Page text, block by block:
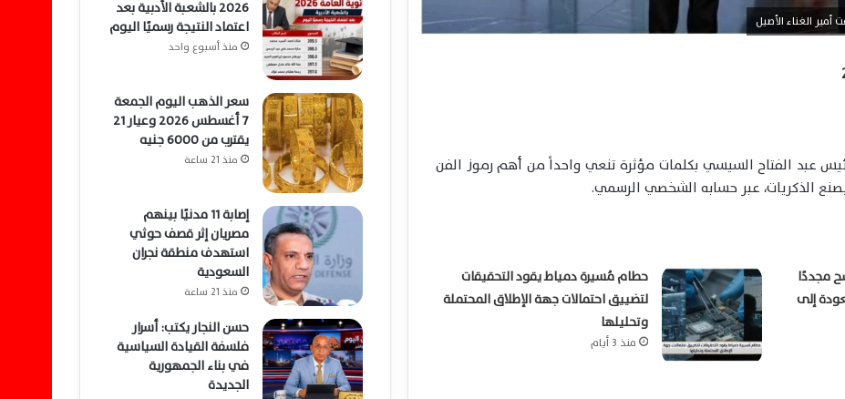
الغناء الأصيل
عبد الفتاح السيسي بكلمات مؤثرة تنعي واحداً من أهم رموز الفن
الذكريات، عبر حسابه الشخصي الرسمي.
مجددًا
إلى
حطام مُسيرة دمياط يقود التحقيقات
لتضييق احتمالات جهة الإطلاق المحتملة
وتحليلها
منذ 3 أيام
2026 بالشعبة الأدبية بعد
اعتماد النتيجة رسميًا اليوم
منذ أسبوع واحد
سعر الذهب اليوم الجمعة
7 أغسطس 2026 وعيار 21
يقترب من 6000 جنيه
منذ 21 ساعة
إصابة 11 مدنيًا بينهم
مصريان إثر قصف حوثي
استهدف منطقة نجران
السعودية
منذ 21 ساعة
حسن النجار يكتب: أسرار
فلسفة القيادة السياسية
في بناء الجمهورية
الجديدة